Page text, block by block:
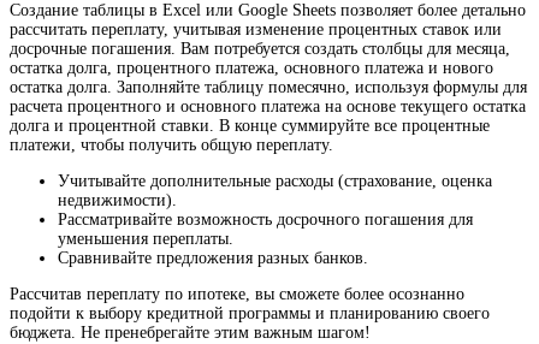
Создание таблицы в Excel или Google Sheets позволяет более детально
рассчитать переплату, учитывая изменение процентных ставок или
досрочные погашения. Вам потребуется создать столбцы для месяца,
остатка долга, процентного платежа, основного платежа и нового
остатка долга. Заполняйте таблицу помесячно, используя формулы для
расчета процентного и основного платежа на основе текущего остатка
долга и процентной ставки. В конце суммируйте все процентные
платежи, чтобы получить общую переплату.
Учитывайте дополнительные расходы (страхование, оценка
недвижимости).
Рассматривайте возможность досрочного погашения для
уменьшения переплаты.
Сравнивайте предложения разных банков.
Рассчитав переплату по ипотеке, вы сможете более осознанно
подойти к выбору кредитной программы и планированию своего
бюджета. Не пренебрегайте этим важным шагом!